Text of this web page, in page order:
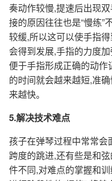
奏动作较慢,提速后出现
接的原因往往也是“慢练”
较缓,所以这可以使手指
会得到发展,手指的力度
便于手指形成正确的动
的时间就会越来越短,准
来越快。
5.解决技术难点
孩子在弹琴过程中常常
跨度的跳进,还有些是和
件不同,对难点的掌握和